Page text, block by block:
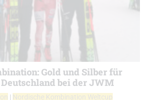
Gold und Silber für
bei der JWM
|